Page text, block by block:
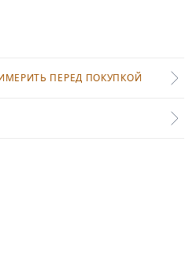
ПЕРЕД ПОКУПКОЙ